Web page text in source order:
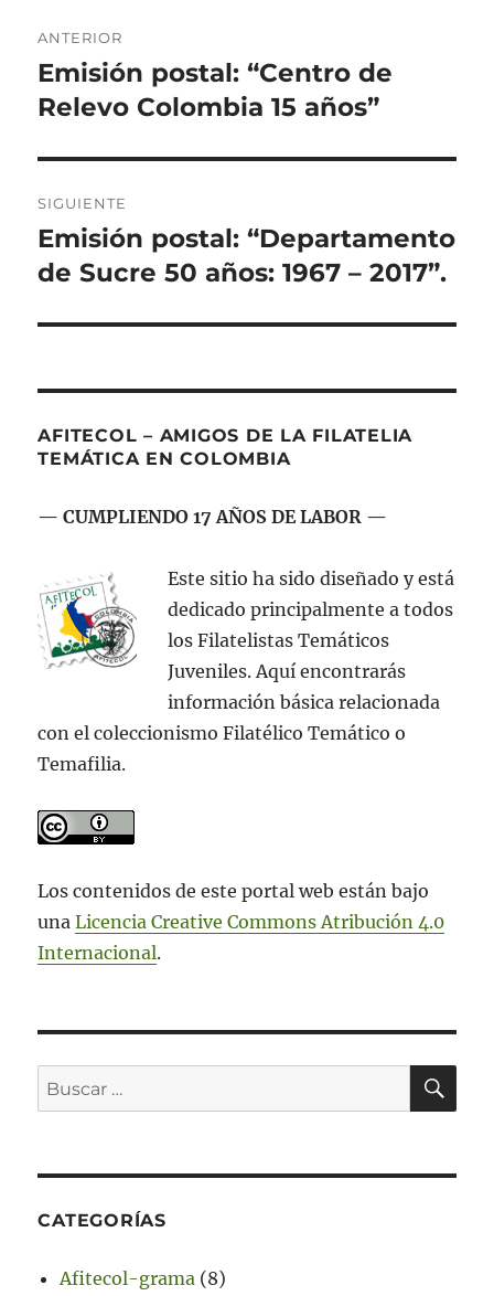
de
entradas
ANTERIOR
Entrada
anterior:
Emisión postal: “Centro de
Relevo Colombia 15 años”
SIGUIENTE
Entrada
siguiente:
Emisión postal: “Departamento
de Sucre 50 años: 1967 – 2017”.
AFITECOL – AMIGOS DE LA FILATELIA
TEMÁTICA EN COLOMBIA
— CUMPLIENDO 17 AÑOS DE LABOR —
Este sitio ha sido diseñado y está
dedicado principalmente a todos
los Filatelistas Temáticos
Juveniles. Aquí encontrarás
información básica relacionada
con el coleccionismo Filatélico Temático o
Temafilia.
Los contenidos de este portal web están bajo
unaLicencia Creative Commons Atribución 4.0
Internacional.
Buscar
por:
CATEGORÍAS
Afitecol-grama (8)